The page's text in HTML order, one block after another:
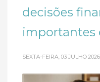
decisões
importantes
SEXTA-FEIRA, 03 JULHO 2026